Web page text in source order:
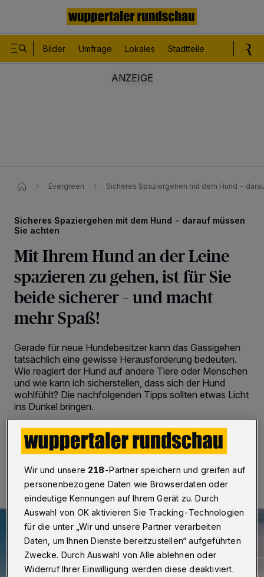
Bilder Umfrage Lokales Stadtteile
Evergreen Sicheres Spaziergehen mit dem Hund -
Sicheres Spaziergehen mit dem Hund - darauf müssen
Sie achten
Mit Ihrem Hund an der Leine
spazieren zu gehen, ist für Sie
beide sicherer – und macht
mehr Spaß!
Gerade für neue Hundebesitzer kann das Gassigehen
tatsächlich eine gewisse Herausforderung bedeuten.
Wie reagiert der Hund auf andere Tiere oder Menschen
und wie kann ich sicherstellen, dass sich der Hund
wohlfühlt? Die nachfolgenden Tipps sollten etwas Licht
ins Dunkel bringen.
06.01.2023 , 11:47 Uhr 2 Minuten Lesezeit
Wir und unsere 218-Partner speichern und greifen auf
personenbezogene Daten wie Browserdaten oder
eindeutige Kennungen auf Ihrem Gerät zu. Durch
Auswahl von OK aktivieren Sie Tracking-Technologien
für die unter „Wir und unsere Partner verarbeiten
Daten, um Ihnen Dienste bereitzustellen“ aufgeführten
Zwecke. Durch Auswahl von Alle ablehnen oder
Widerruf Ihrer Einwilligung werden diese deaktiviert.